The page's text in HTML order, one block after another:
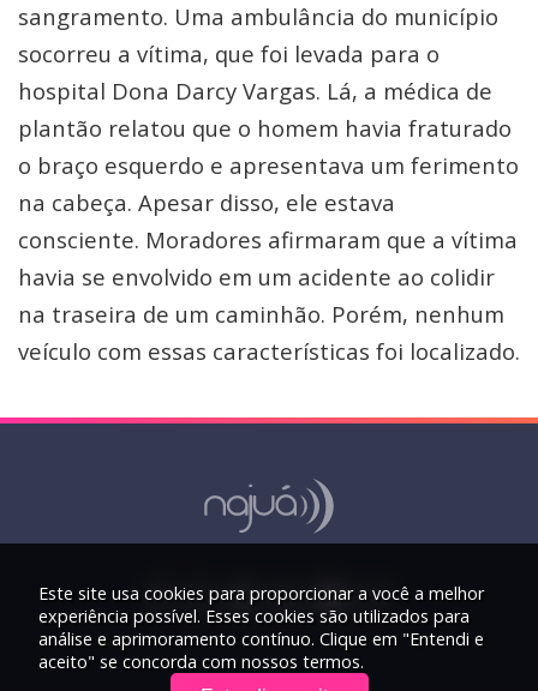
sangramento. Uma ambulância do município
socorreu a vítima, que foi levada para o
hospital Dona Darcy Vargas. Lá, a médica de
plantão relatou que o homem havia fraturado
o braço esquerdo e apresentava um ferimento
na cabeça. Apesar disso, ele estava
consciente. Moradores afirmaram que a vítima
havia se envolvido em um acidente ao colidir
na traseira de um caminhão. Porém, nenhum
veículo com essas características foi localizado.
Este site usa cookies para proporcionar a você a melhor
experiência possível. Esses cookies são utilizados para
análise e aprimoramento contínuo. Clique em "Entendi e
aceito" se concorda com nossos termos.